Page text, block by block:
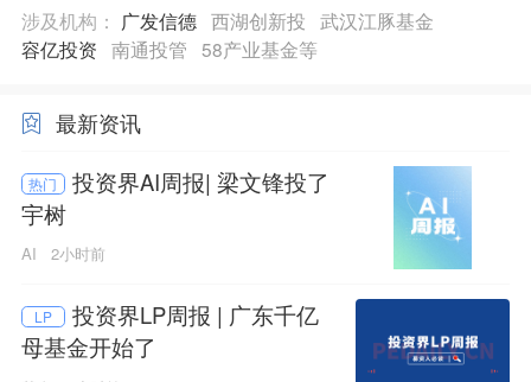
涉及机构： 广发信德 西湖创新投 武汉江豚基金
容亿投资 南通投管 58产业基金等
最新资讯
热门
投资界AI周报| 梁文锋投了
宇树
AI 2小时前
LP
投资界LP周报 | 广东千亿
母基金开始了